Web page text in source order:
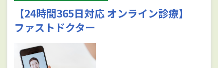
【24時間365日対応 オンライン診療】
ファストドクター